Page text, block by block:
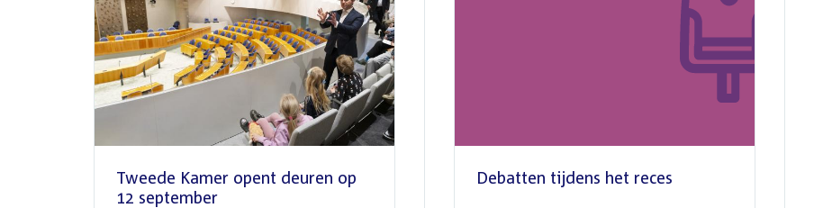
Tweede Kamer opent deuren op
12 september
Debatten tijdens het reces